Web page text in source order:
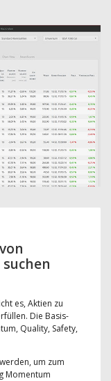
es, Aktien zu
Die Basis-
Quality, Safety,
um zum
Momentum